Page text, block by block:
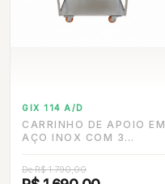
GIX 114 A/D
CARRINHO DE APOIO EM
AÇO INOX COM 3
DE 3 PARA SERVIÇO
PROFISSIONAL.
De R$ 1.790,00